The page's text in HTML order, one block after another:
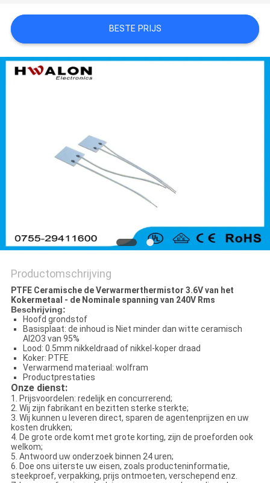
SITEMAP
PRIVACYBELEID
BESTE PRIJS
Productomschrijving
PTFE Ceramische de Verwarmerthermistor 3.6V van het
Kokermetaal - de Nominale spanning van 240V Rms
Beschrijving:
Hoofd grondstof
Basisplaat: de inhoud is Niet minder dan witte ceramisch
Al2O3 van 95%
Lood: 0.5mm nikkeldraad of nikkel-koper draad
Koker: PTFE
Verwarmend materiaal: wolfram
Productprestaties
Onze dienst:
1. Prijsvoordelen: redelijk en concurrerend;
2. Wij zijn fabrikant en bezitten sterke sterkte;
3. Wij kunnen u leveren direct, sparen de agentenprijzen en uw
kosten drukken;
4. De grote orde komt met grote korting, zijn de proeforden ook
welkom;
5. Antwoord uw onderzoek binnen 24 uren;
6. Doe ons uiterste uw eisen, zoals producteninformatie,
steekproef, verpakking, prijs ontmoeten, verschepend enz.